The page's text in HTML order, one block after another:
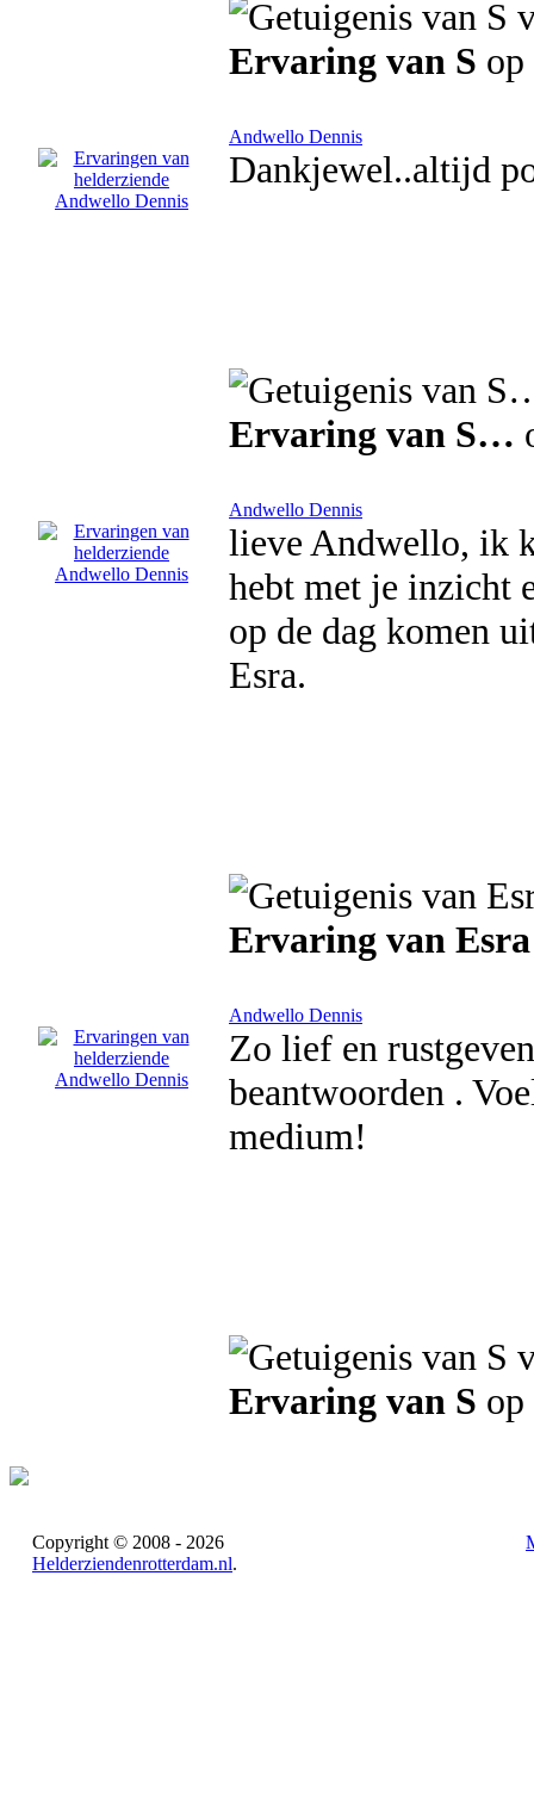
Ervaring van S
Andwello Dennis
Dankjewel..altijd
Ervaring van S…
Andwello Dennis
lieve Andwello, ik
hebt met je inzicht
op de dag komen
Esra.
Ervaring van Esra
Andwello Dennis
Zo lief en
beantwoorden .
medium!
Ervaring van S op
Copyright © 2008 - 2026
Helderziendenrotterdam.nl.